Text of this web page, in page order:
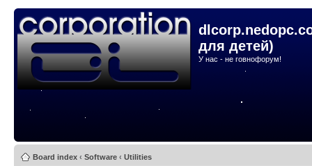
для детей)
У нас - не говнофорум!
Board index ‹ Software ‹ Utilities